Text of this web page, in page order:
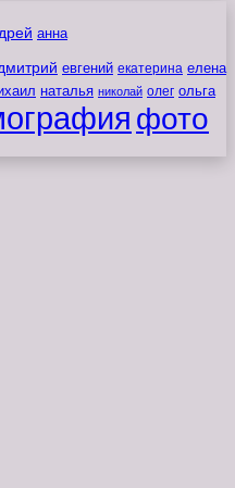
анна
евгений екатерина елена
наталья николай олег ольга
фото